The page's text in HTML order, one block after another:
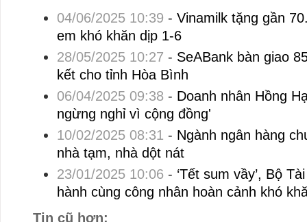
04/06/2025 10:39 - Vinamilk tặng gần
em khó khăn dịp 1-6
28/05/2025 10:27 - SeABank bàn giao
kết cho tỉnh Hòa Bình
06/04/2025 09:38 - Doanh nhân Hồng
ngừng nghỉ vì cộng đồng'
10/02/2025 08:31 - Ngành ngân hàng
nhà tạm, nhà dột nát
23/01/2025 10:06 - ‘Tết sum vầy’, Bộ
hành cùng công nhân hoàn cảnh khó
Tin cũ hơn: